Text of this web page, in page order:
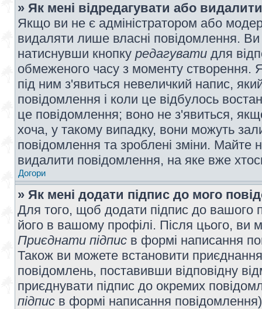
» Як мені відредагувати або
Якщо ви не є адміністратором або
видаляти лише власні повідомлення.
натиснувши кнопку редагувати для
обмеженого часу з моменту створення.
під ним з'явиться невеличкий напис,
повідомлення і коли це відбулось
це повідомлення; воно не з'явиться,
хоча, у такому випадку, вони можуть
повідомлення та зроблені зміни. Майте
видалити повідомлення, на яке вже
Догори
» Як мені додати підпис до мого
Для того, щоб додати підпис до вашого
його в вашому профілі. Після цього, ви
Приєднати підпис в формі написання
Також ви можете встановити
повідомлень, поставивши відповідну
приєднувати підпис до окремих
підпис в формі написання